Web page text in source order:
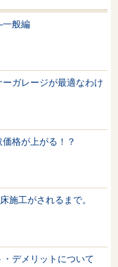
般編
ガレージが最適なわけ
格が上がる！？
施工がされるまで。
デメリットについて